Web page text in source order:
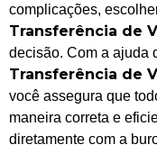
complicações,
Transferência de
decisão. Com a ajuda
Transferência de
você assegura que
maneira correta e
diretamente com a